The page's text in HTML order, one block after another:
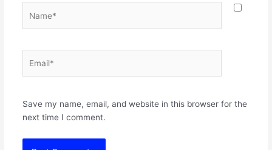
Save my name, email, and website in this browser for the
next time I comment.